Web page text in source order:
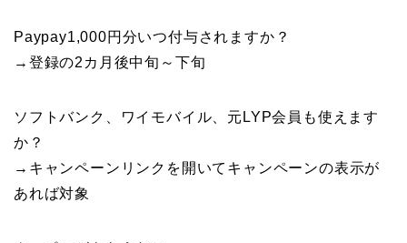
Paypay1,000円分いつ付与されますか？
→登録の2カ月後中旬～下旬
ソフトバンク、ワイモバイル、元LYP会員も使えます
か？
→キャンペーンリンクを開いてキャンペーンの表示が
あれば対象